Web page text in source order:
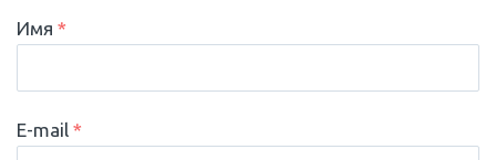
Имя *
E-mail *